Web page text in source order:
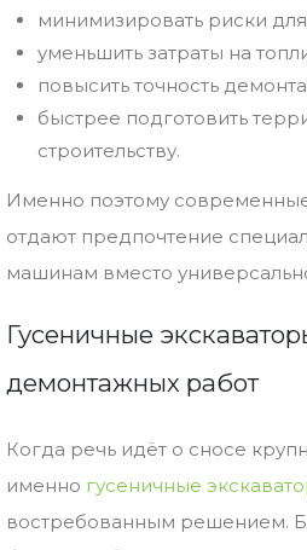
минимизировать риски
уменьшить затраты на
повысить точность
быстрее подготовить
строительству.
Именно поэтому
отдают предпочтение
машинам вместо
Гусеничные
демонтажных работ
Когда речь идёт о сносе
именно гусеничные
востребованным решением.